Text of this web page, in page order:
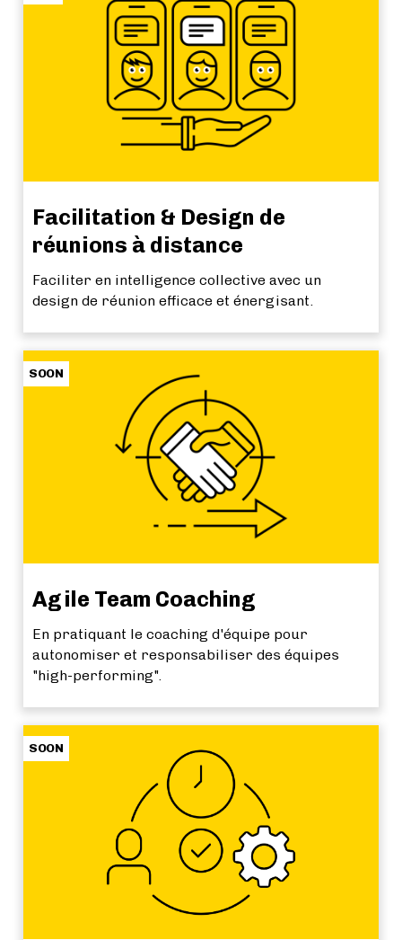
Facilitation & Design de
réunions à distance
Faciliter en intelligence collective avec un
design de réunion efficace et énergisant.
SOON
Agile Team Coaching
En pratiquant le coaching d'équipe pour
autonomiser et responsabiliser des équipes
"high-performing".
SOON